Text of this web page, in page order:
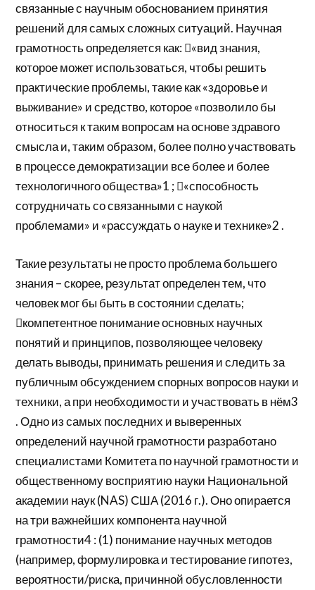
связанные с научным обоснованием принятия
решений для самых сложных ситуаций. Научная
грамотность определяется как: «вид знания,
которое может использоваться, чтобы решить
практические проблемы, такие как «здоровье и
выживание» и средство, которое «позволило бы
относиться к таким вопросам на основе здравого
смысла и, таким образом, более полно участвовать
в процессе демократизации все более и более
технологичного общества»1 ; «способность
сотрудничать со связанными с наукой
проблемами» и «рассуждать о науке и технике»2 .
Такие результаты не просто проблема большего
знания – скорее, результат определен тем, что
человек мог бы быть в состоянии сделать;
компетентное понимание основных научных
понятий и принципов, позволяющее человеку
делать выводы, принимать решения и следить за
публичным обсуждением спорных вопросов науки и
техники, а при необходимости и участвовать в нём3
. Одно из самых последних и выверенных
определений научной грамотности разработано
специалистами Комитета по научной грамотности и
общественному восприятию науки Национальной
академии наук (NAS) США (2016 г.). Оно опирается
на три важнейших компонента научной
грамотности4 : (1) понимание научных методов
(например, формулировка и тестирование гипотез,
вероятности/риска, причинной обусловленности